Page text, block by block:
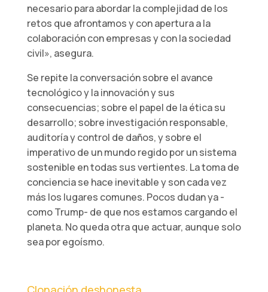
necesario para abordar la complejidad de los
retos que afrontamos y con apertura a la
colaboración con empresas y con la sociedad
civil», asegura.
Se repite la conversación sobre el avance
tecnológico y la innovación y sus
consecuencias; sobre el papel de la ética su
desarrollo; sobre investigación responsable,
auditoría y control de daños, y sobre el
imperativo de un mundo regido por un sistema
sostenible en todas sus vertientes. La toma de
conciencia se hace inevitable y son cada vez
más los lugares comunes. Pocos dudan ya -
como Trump- de que nos estamos cargando el
planeta. No queda otra que actuar, aunque solo
sea por egoísmo.